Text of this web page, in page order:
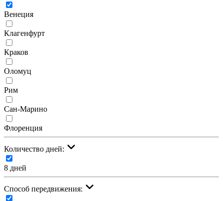
Венеция
Клагенфурт
Краков
Оломуц
Рим
Сан-Марино
Флоренция
Количество дней:
8 дней
Cпособ передвижения: